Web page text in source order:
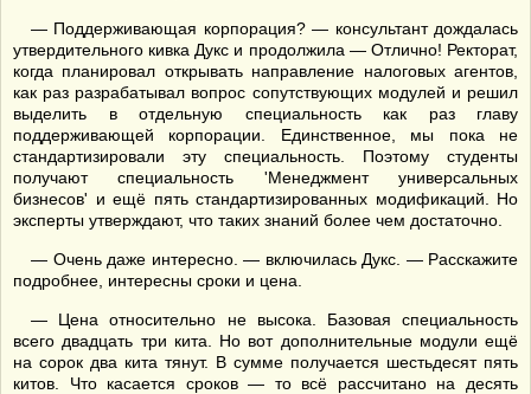
— Поддерживающая корпорация? — консультант дождалась
утвердительного кивка Дукс и продолжила — Отлично! Ректорат,
когда планировал открывать направление налоговых агентов,
как раз разрабатывал вопрос сопутствующих модулей и решил
выделить в отдельную специальность как раз главу
поддерживающей корпорации. Единственное, мы пока не
стандартизировали эту специальность. Поэтому студенты
получают специальность 'Менеджмент универсальных
бизнесов' и ещё пять стандартизированных модификаций. Но
эксперты утверждают, что таких знаний более чем достаточно.
— Очень даже интересно. — включилась Дукс. — Расскажите
подробнее, интересны сроки и цена.
— Цена относительно не высока. Базовая специальность
всего двадцать три кита. Но вот дополнительные модули ещё
на сорок два кита тянут. В сумме получается шестьдесят пять
китов. Что касается сроков — то всё рассчитано на десять